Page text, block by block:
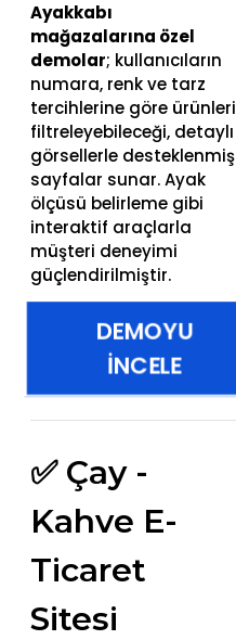
Ayakkabı
mağazalarına özel
demolar; kullanıcıların
numara, renk ve tarz
tercihlerine göre ürünleri
filtreleyebileceği, detaylı
görsellerle desteklenmiş
sayfalar sunar. Ayak
ölçüsü belirleme gibi
interaktif araçlarla
müşteri deneyimi
güçlendirilmiştir.
DEMOYU
İNCELE
✅ Çay -
Kahve E-
Ticaret
Sitesi